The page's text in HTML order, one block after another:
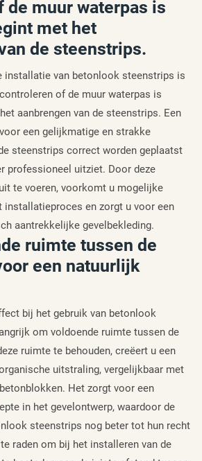
de muur waterpas is
met het
de steenstrips.
installatie van betonlook steenstrips is
of de muur waterpas is
aanbrengen van de steenstrips. Een
een gelijkmatige en strakke
steenstrips correct worden geplaatst
professioneel uitziet. Door deze
te voeren, voorkomt u mogelijke
installatieproces en zorgt u voor een
aantrekkelijke gevelbekleding.
ruimte tussen de
een natuurlijk
bij het gebruik van betonlook
om voldoende ruimte tussen de
ruimte te behouden, creëert u een
uitstraling, vergelijkbaar met
Het zorgt voor een
in het gevelontwerp, waardoor de
steenstrips nog beter tot hun recht
raden om bij het installeren van de